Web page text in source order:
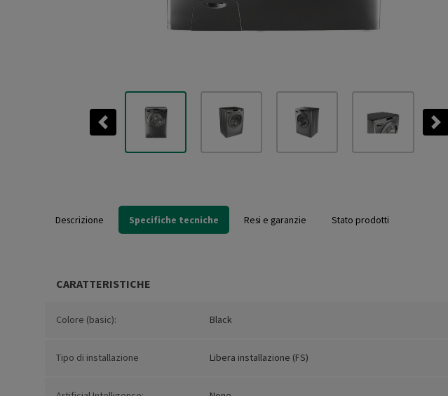
Previous
Descrizione Specifiche tecniche Resi e garanzie Stato prodotti
CARATTERISTICHE
Colore (basic): Black
Tipo di installazione Libera installazione (FS)